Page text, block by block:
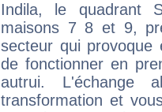
Indila, le quadrant
maisons 7 8 et 9,
secteur qui provoque
de fonctionner en
autrui. L'échange
transformation et